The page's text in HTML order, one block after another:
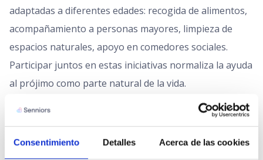
Consentimiento Detalles Acerca de las cookies
adaptadas a diferentes edades: recogida de alimentos,
acompañamiento a personas mayores, limpieza de
espacios naturales, apoyo en comedores sociales.
Participar juntos en estas iniciativas normaliza la ayuda
al prójimo como parte natural de la vida.
No hace falta buscar organizaciones externas para
empezar. Ofrecer ayuda a una familia del colegio que
atraviesa dificultades, organizar una merienda solidaria